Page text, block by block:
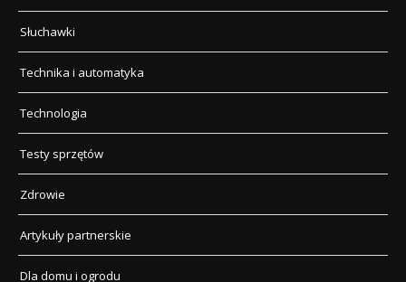
Słuchawki
Technika i automatyka
Technologia
Testy sprzętów
Zdrowie
Artykuły partnerskie
Dla domu i ogrodu